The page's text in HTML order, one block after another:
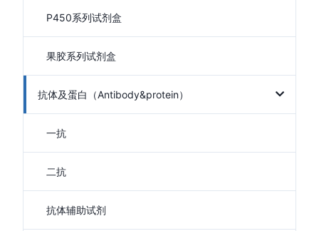
P450系列试剂盒
果胶系列试剂盒
抗体及蛋白（Antibody&protein）
一抗
二抗
抗体辅助试剂